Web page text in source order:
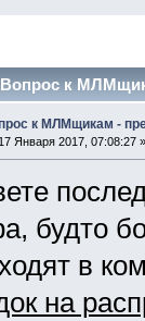
к
к МЛМщикам -
17 Января 2017, 07:08:27 »
будто
в
на